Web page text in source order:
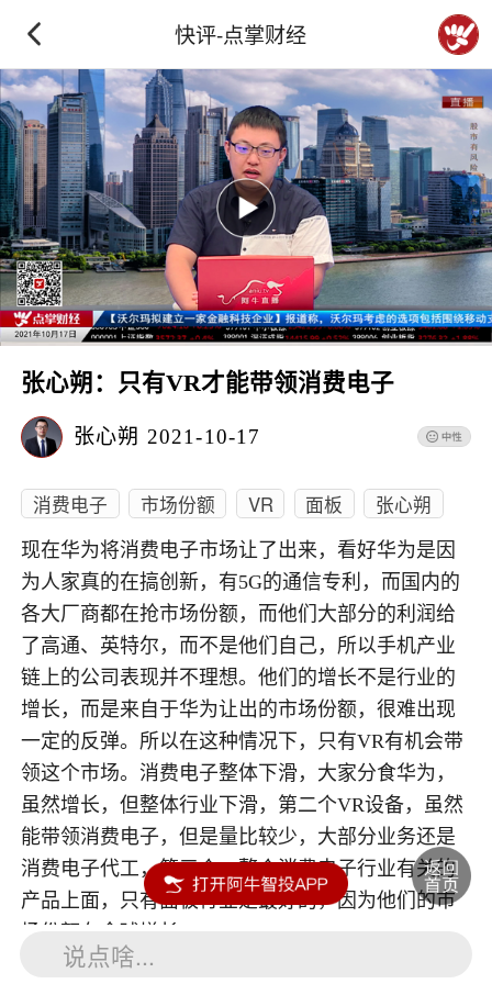
快评-点掌财经
张心朔：只有VR才能带领消费电子
张心朔 2021-10-17
消费电子 市场份额 VR 面板 张心朔
现在华为将消费电子市场让了出来，看好华为是因
为人家真的在搞创新，有5G的通信专利，而国内的
各大厂商都在抢市场份额，而他们大部分的利润给
了高通、英特尔，而不是他们自己，所以手机产业
链上的公司表现并不理想。他们的增长不是行业的
增长，而是来自于华为让出的市场份额，很难出现
一定的反弹。所以在这种情况下，只有VR有机会带
领这个市场。消费电子整体下滑，大家分食华为，
虽然增长，但整体行业下滑，第二个VR设备，虽然
能带领消费电子，但是量比较少，大部分业务还是
消费电子代工，第三个，整个消费电子行业有关的
产品上面，只有面板行业是最好的，因为他们的市
说点啥...